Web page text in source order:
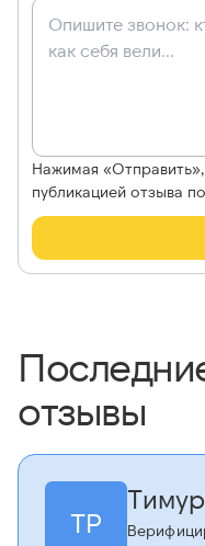
Нажимая
публикацией отзыва
отзывы
ТР